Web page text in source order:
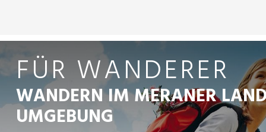
FÜR WANDERER
WANDERN IM MERANER
UMGEBUNG